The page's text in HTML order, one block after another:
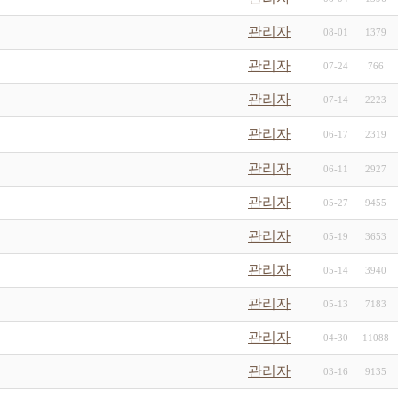
관리자 08-01 1379
관리자 07-24 766
관리자 07-14 2223
관리자 06-17 2319
관리자 06-11 2927
관리자 05-27 9455
관리자 05-19 3653
관리자 05-14 3940
관리자 05-13 7183
관리자 04-30 11088
관리자 03-16 9135